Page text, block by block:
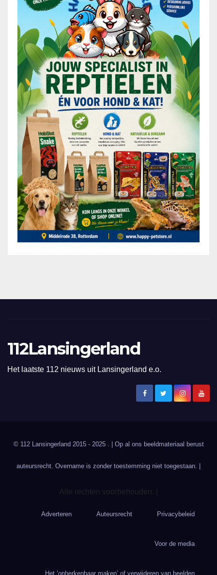
112Lansingerland
Het laatste 112 nieuws uit Lansingerland e.o.
© 112 Lansingerland 2015 - 2025 . | Op al ons beeldmateriaal berust
auteursrecht. Overname is zonder toestemming niet toegestaan. |
Alle rechten voorbehouden. |
Adverteren Auteursrecht Privacybeleid
Voor de media
Het ‘onherkenbaar maken’ of verwijderen van beelden